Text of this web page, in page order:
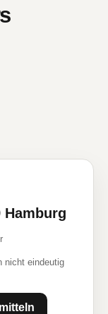
Hamburg
nicht eindeutig